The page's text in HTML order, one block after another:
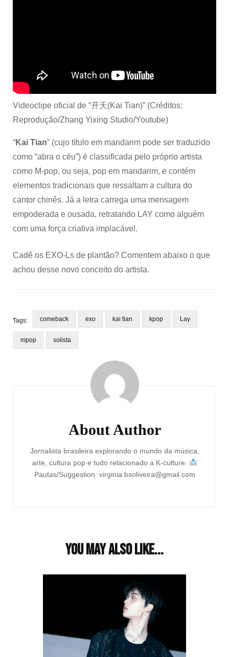
Videoclipe oficial de “开天(Kai Tian)” (Créditos:
Reprodução/Zhang Yixing Studio/Youtube)
“Kai Tian” (cujo título em mandarim pode ser traduzido
como “abra o céu”) é classificada pelo próprio artista
como M-pop, ou seja, pop em mandarim, e contém
elementos tradicionais que ressaltam a cultura do
cantor chinês. Já a letra carrega uma mensagem
empoderada e ousada, retratando LAY como alguém
com uma força criativa implacável.
Cadê os EXO-Ls de plantão? Comentem abaixo o que
achou desse novo conceito do artista.
Tags: comeback exo kai tian kpop Lay
mpop solista
About Author
Jornalista brasileira explorando o mundo da música,
arte, cultura pop e tudo relacionado a K-culture.
Pautas/Suggestion: virginia.bsoliveira@gmail.com
You may also like...